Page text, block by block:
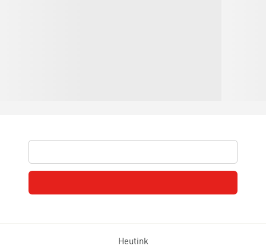
Heutink